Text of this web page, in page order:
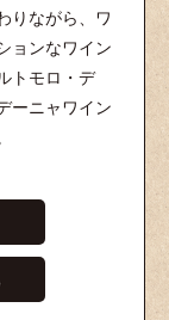
りながら、ワ
ョンなワイン
トモロ・デ
ーニャワイン